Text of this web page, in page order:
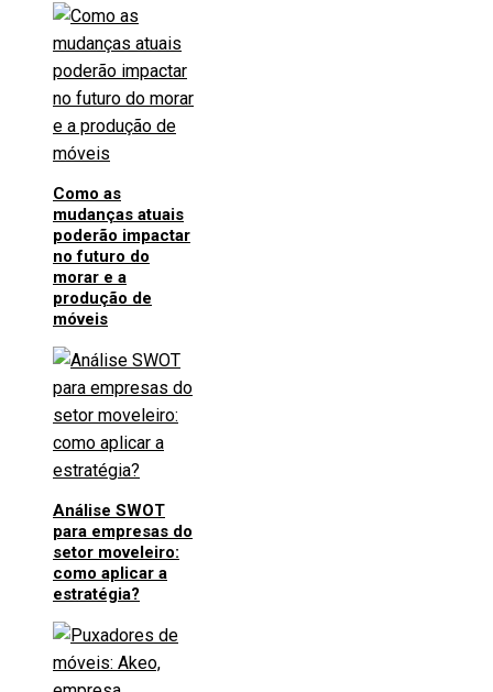
Como as
mudanças atuais
poderão impactar
no futuro do
morar e a
produção de
móveis
Análise SWOT
para empresas do
setor moveleiro:
como aplicar a
estratégia?